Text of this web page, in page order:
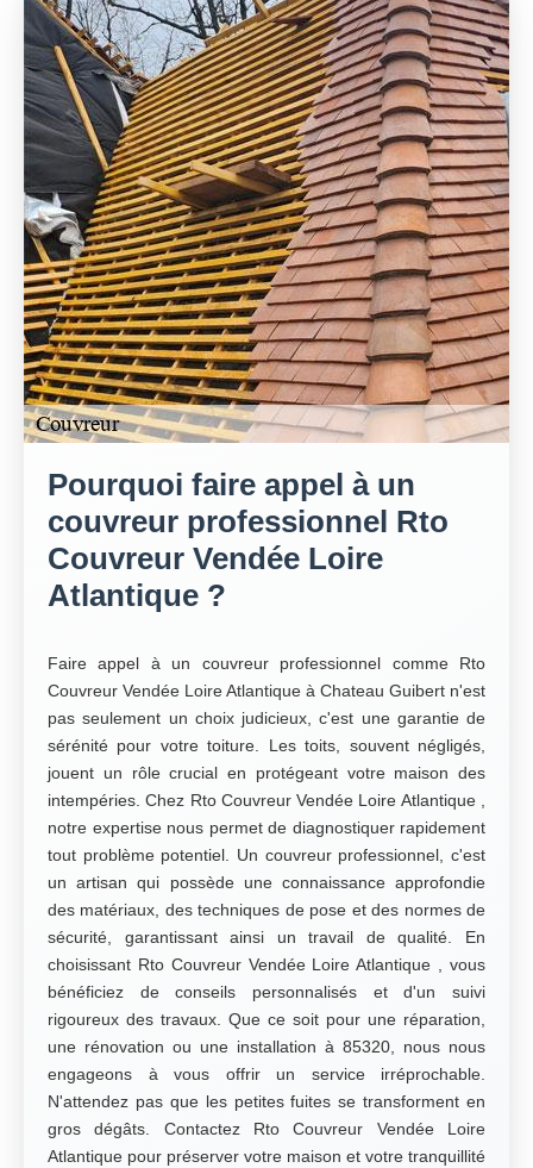
Pourquoi faire appel à un
couvreur professionnel Rto
Couvreur Vendée Loire
Atlantique ?
Faire appel à un couvreur professionnel comme Rto
Couvreur Vendée Loire Atlantique à Chateau Guibert n'est
pas seulement un choix judicieux, c'est une garantie de
sérénité pour votre toiture. Les toits, souvent négligés,
jouent un rôle crucial en protégeant votre maison des
intempéries. Chez Rto Couvreur Vendée Loire Atlantique ,
notre expertise nous permet de diagnostiquer rapidement
tout problème potentiel. Un couvreur professionnel, c'est
un artisan qui possède une connaissance approfondie
des matériaux, des techniques de pose et des normes de
sécurité, garantissant ainsi un travail de qualité. En
choisissant Rto Couvreur Vendée Loire Atlantique , vous
bénéficiez de conseils personnalisés et d'un suivi
rigoureux des travaux. Que ce soit pour une réparation,
une rénovation ou une installation à 85320, nous nous
engageons à vous offrir un service irréprochable.
N'attendez pas que les petites fuites se transforment en
gros dégâts. Contactez Rto Couvreur Vendée Loire
Atlantique pour préserver votre maison et votre tranquillité